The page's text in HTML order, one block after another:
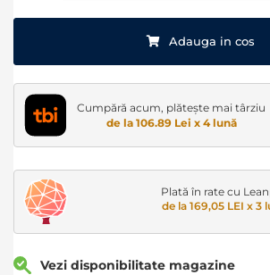
Adauga in cos
Cumpără acum, plătește mai târziu
de la 106.89 Lei x 4 lună
Plată în rate cu
de la 169,05 LEI x 3
Vezi disponibilitate magazine